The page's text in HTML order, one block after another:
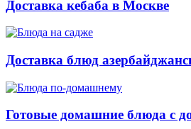
Доставка кебаба в Москве
Доставка блюд
Готовые домашние блюда с